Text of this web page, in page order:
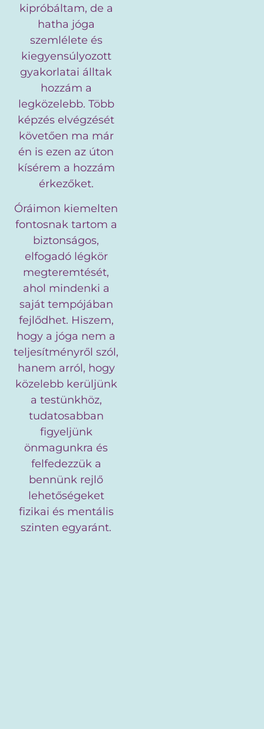
kipróbáltam, de a
hatha jóga
szemlélete és
kiegyensúlyozott
gyakorlatai álltak
hozzám a
legközelebb. Több
képzés elvégzését
követően ma már
én is ezen az úton
kísérem a hozzám
érkezőket.
Óráimon kiemelten
fontosnak tartom a
biztonságos,
elfogadó légkör
megteremtését,
ahol mindenki a
saját tempójában
fejlődhet. Hiszem,
hogy a jóga nem a
teljesítményről szól,
hanem arról, hogy
közelebb kerüljünk
a testünkhöz,
tudatosabban
figyeljünk
önmagunkra és
felfedezzük a
bennünk rejlő
lehetőségeket
fizikai és mentális
szinten egyaránt.